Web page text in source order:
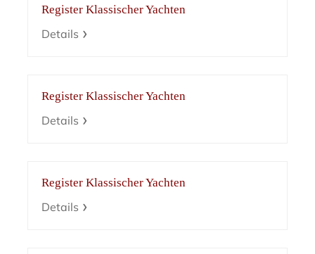
Register Klassischer Yachten
Details
Register Klassischer Yachten
Details
Register Klassischer Yachten
Details